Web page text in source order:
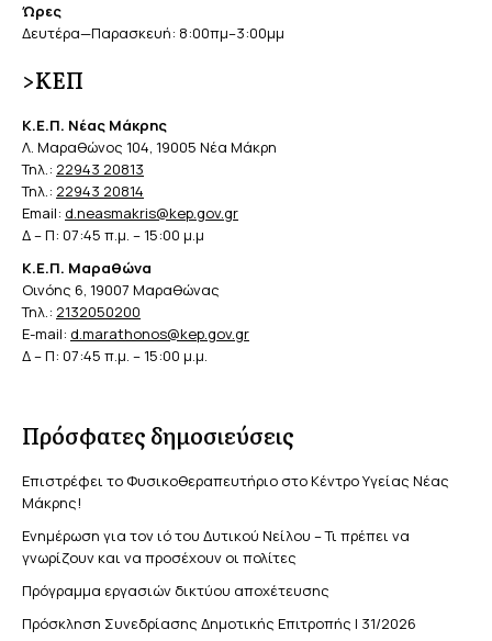
Ώρες
Δευτέρα—Παρασκευή: 8:00πμ–3:00μμ
>ΚΕΠ
Κ.Ε.Π. Νέας Μάκρης
Λ. Μαραθώνος 104, 19005 Νέα Μάκρη
Τηλ.: 22943 20813
Τηλ.: 22943 20814
Email: d.neasmakris@kep.gov.gr
Δ – Π: 07:45 π.μ. – 15:00 μ.μ
Κ.Ε.Π. Μαραθώνα
Οινόης 6, 19007 Μαραθώνας
Τηλ.: 2132050200
E-mail: d.marathonos@kep.gov.gr
Δ – Π: 07:45 π.μ. – 15:00 μ.μ.
Πρόσφατες δημοσιεύσεις
Επιστρέφει το Φυσικοθεραπευτήριο στο Κέντρο Υγείας Νέας
Μάκρης!
Ενημέρωση για τον ιό του Δυτικού Νείλου – Τι πρέπει να
γνωρίζουν και να προσέχουν οι πολίτες
Πρόγραμμα εργασιών δικτύου αποχέτευσης
Πρόσκληση Συνεδρίασης Δημοτικής Επιτροπής | 31/2026